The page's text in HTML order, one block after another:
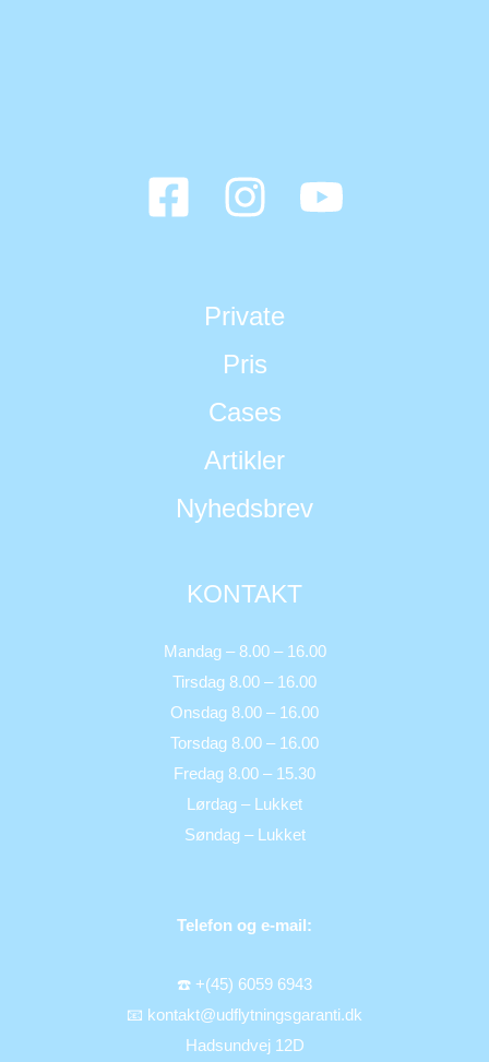
Private
Pris
Cases
Artikler
Nyhedsbrev
KONTAKT
Mandag – 8.00 – 16.00
Tirsdag 8.00 – 16.00
Onsdag 8.00 – 16.00
Torsdag 8.00 – 16.00
Fredag 8.00 – 15.30
Lørdag – Lukket
Søndag – Lukket
Telefon og e-mail:
☎️ +(45) 6059 6943
📧 kontakt@udflytningsgaranti.dk
Hadsundvej 12D